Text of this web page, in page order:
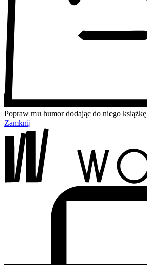
Popraw mu humor dodając do niego książkę
Zamknij
Przejdź
treści
Przejdź
menu
Przejdź
wyszukiwarki
Przejdź
koszyka